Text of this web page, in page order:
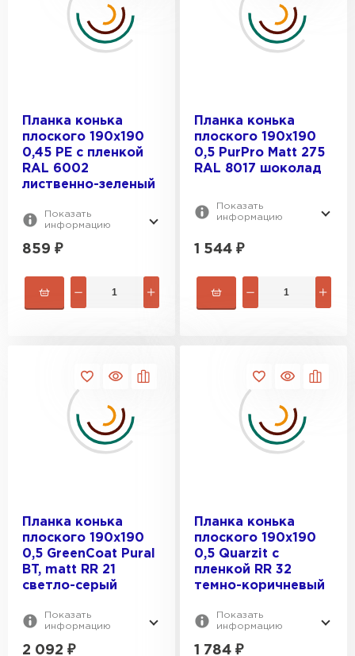
Планка конька
плоского 190х190
0,45 PE с пленкой
RAL 6002
лиственно-зеленый
Показать
информацию
859 ₽
Планка конька
плоского 190х190
0,5 PurPro Matt 275
RAL 8017 шоколад
Показать
информацию
1 544 ₽
Планка конька
плоского 190х190
0,5 GreenCoat Pural
BT, matt RR 21
светло-серый
Показать
информацию
2 092 ₽
Планка конька
плоского 190х190
0,5 Quarzit с
пленкой RR 32
темно-коричневый
Показать
информацию
1 784 ₽